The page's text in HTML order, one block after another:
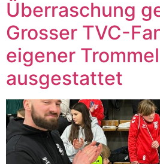
Überraschung
Grosser TVC-
eigener Trommel
ausgestattet